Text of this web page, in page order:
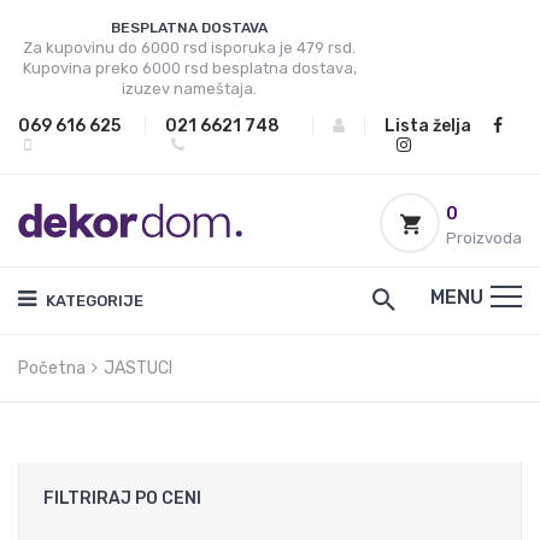
BESPLATNA DOSTAVA
Za kupovinu do 6000 rsd isporuka je 479 rsd.
Kupovina preko 6000 rsd besplatna dostava,
izuzev nameštaja.
069 616 625 021 6621 748 Lista želja
0
Proizvoda
KATEGORIJE MENU
Početna JASTUCI
FILTRIRAJ PO CENI